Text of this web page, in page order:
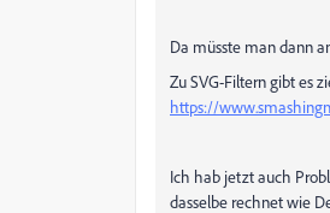
Da müsste man dann
Zu SVG-Filtern gibt es
https://
Ich hab jetzt auch
dasselbe rechnet wie